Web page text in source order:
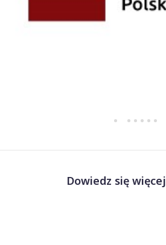
Dowiedz się więcej